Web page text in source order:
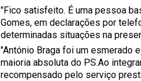
"Fico satisfeito. É uma pessoa
Gomes, em declarações por
determinadas situações na
"António Braga foi um esmerado
maioria absoluta do PS.Ao
recompensado pelo serviço